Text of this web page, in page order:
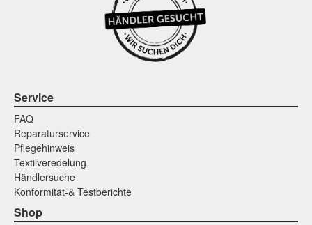
Service
FAQ
Reparaturservice
Pflegehinweis
Textilveredelung
Händlersuche
Konformität-& Testberichte
Shop